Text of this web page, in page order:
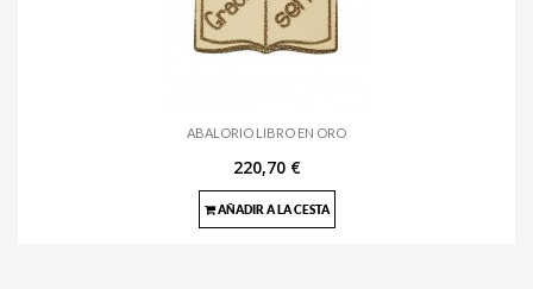
ABALORIO LIBRO EN ORO
220,70 €
AÑADIR A LA CESTA